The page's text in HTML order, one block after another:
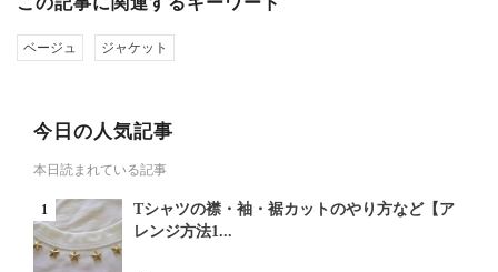
ベージュ ジャケット
今日の人気記事
本日読まれている記事
Tシャツの襟・袖・裾カットのやり方など【ア
レンジ方法1...